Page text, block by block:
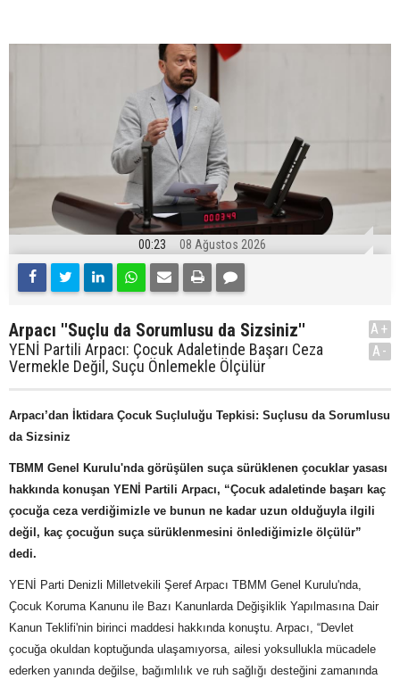
00:23 08 Ağustos 2026
Arpacı ''Suçlu da Sorumlusu da Sizsiniz''
YENİ Partili Arpacı: Çocuk Adaletinde Başarı Ceza
Vermekle Değil, Suçu Önlemekle Ölçülür
A+
A-
Arpacı’dan İktidara Çocuk Suçluluğu Tepkisi: Suçlusu da Sorumlusu
da Sizsiniz
TBMM Genel Kurulu'nda görüşülen suça sürüklenen çocuklar yasası
hakkında konuşan YENİ Partili Arpacı, “Çocuk adaletinde başarı kaç
çocuğa ceza verdiğimizle ve bunun ne kadar uzun olduğuyla ilgili
değil, kaç çocuğun suça sürüklenmesini önlediğimizle ölçülür”
dedi.
YENİ Parti Denizli Milletvekili Şeref Arpacı TBMM Genel Kurulu'nda,
Çocuk Koruma Kanunu ile Bazı Kanunlarda Değişiklik Yapılmasına Dair
Kanun Teklifi'nin birinci maddesi hakkında konuştu. Arpacı, “Devlet
çocuğa okuldan koptuğunda ulaşamıyorsa, ailesi yoksullukla mücadele
ederken yanında değilse, bağımlılık ve ruh sağlığı desteğini zamanında